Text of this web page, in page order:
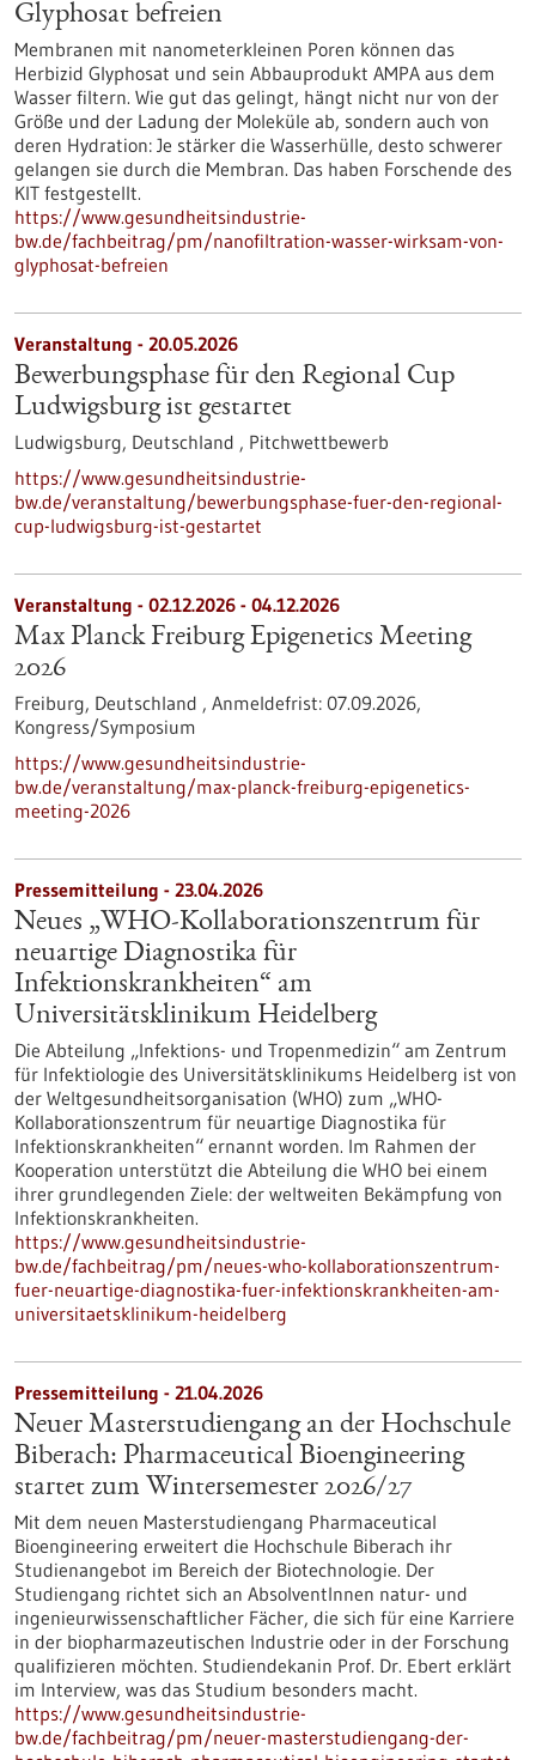
Glyphosat befreien
Membranen mit nanometerkleinen Poren können das
Herbizid Glyphosat und sein Abbauprodukt AMPA aus dem
Wasser filtern. Wie gut das gelingt, hängt nicht nur von der
Größe und der Ladung der Moleküle ab, sondern auch von
deren Hydration: Je stärker die Wasserhülle, desto schwerer
gelangen sie durch die Membran. Das haben Forschende des
KIT festgestellt.
https://www.gesundheitsindustrie-
bw.de/fachbeitrag/pm/nanofiltration-wasser-wirksam-von-
glyphosat-befreien
Veranstaltung - 20.05.2026
Bewerbungsphase für den Regional Cup
Ludwigsburg ist gestartet
Ludwigsburg, Deutschland , Pitchwettbewerb
https://www.gesundheitsindustrie-
bw.de/veranstaltung/bewerbungsphase-fuer-den-regional-
cup-ludwigsburg-ist-gestartet
Veranstaltung - 02.12.2026 - 04.12.2026
Max Planck Freiburg Epigenetics Meeting
2026
Freiburg, Deutschland , Anmeldefrist: 07.09.2026,
Kongress/Symposium
https://www.gesundheitsindustrie-
bw.de/veranstaltung/max-planck-freiburg-epigenetics-
meeting-2026
Pressemitteilung - 23.04.2026
Neues „WHO-Kollaborationszentrum für
neuartige Diagnostika für
Infektionskrankheiten“ am
Universitätsklinikum Heidelberg
Die Abteilung „Infektions- und Tropenmedizin“ am Zentrum
für Infektiologie des Universitätsklinikums Heidelberg ist von
der Weltgesundheitsorganisation (WHO) zum „WHO-
Kollaborationszentrum für neuartige Diagnostika für
Infektionskrankheiten“ ernannt worden. Im Rahmen der
Kooperation unterstützt die Abteilung die WHO bei einem
ihrer grundlegenden Ziele: der weltweiten Bekämpfung von
Infektionskrankheiten.
https://www.gesundheitsindustrie-
bw.de/fachbeitrag/pm/neues-who-kollaborationszentrum-
fuer-neuartige-diagnostika-fuer-infektionskrankheiten-am-
universitaetsklinikum-heidelberg
Pressemitteilung - 21.04.2026
Neuer Masterstudiengang an der Hochschule
Biberach: Pharmaceutical Bioengineering
startet zum Wintersemester 2026/27
Mit dem neuen Masterstudiengang Pharmaceutical
Bioengineering erweitert die Hochschule Biberach ihr
Studienangebot im Bereich der Biotechnologie. Der
Studiengang richtet sich an AbsolventInnen natur- und
ingenieurwissenschaftlicher Fächer, die sich für eine Karriere
in der biopharmazeutischen Industrie oder in der Forschung
qualifizieren möchten. Studiendekanin Prof. Dr. Ebert erklärt
im Interview, was das Studium besonders macht.
https://www.gesundheitsindustrie-
bw.de/fachbeitrag/pm/neuer-masterstudiengang-der-